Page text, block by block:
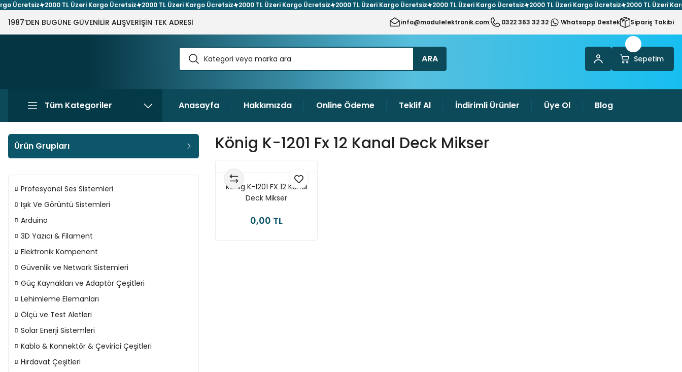
2000 TL Üzeri Kargo Ücretsiz 2000 TL Üzeri Kargo Ücretsiz 2000 TL Üzeri Kargo Ücretsiz 2000 TL Üzeri Kargo Ücretsiz 2000 TL Üzeri Kargo Ücretsiz 2000 TL Üzeri Kargo Ücretsiz 2000 TL Üzeri Kargo
1987’DEN BUGÜNE GÜVENİLİR ALIŞVERİŞİN TEK ADRESİ info@modulelektronik.com 0322 363 32 32 Whatsapp Destek Sipariş Takibi
ARA Sepetim
Tüm Kategoriler Anasayfa Hakkımızda Online Ödeme Teklif Al İndirimli Ürünler Üye Ol Blog
Ürün Grupları
Profesyonel Ses Sistemleri
Işık Ve Görüntü Sistemleri
Arduino
3D Yazıcı & Filament
Elektronik Kompenent
Güvenlik ve Network Sistemleri
Güç Kaynakları ve Adaptör Çeşitleri
Lehimleme Elemanları
Ölçü ve Test Aletleri
Solar Enerji Sistemleri
Kablo & Konnektör & Çevirici Çeşitleri
Hırdavat Çeşitleri
König K-1201 Fx 12 Kanal Deck Mikser
König K-1201 FX 12 Kanal
Deck Mikser
0,00 TL